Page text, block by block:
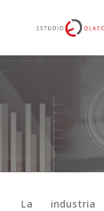
La industria